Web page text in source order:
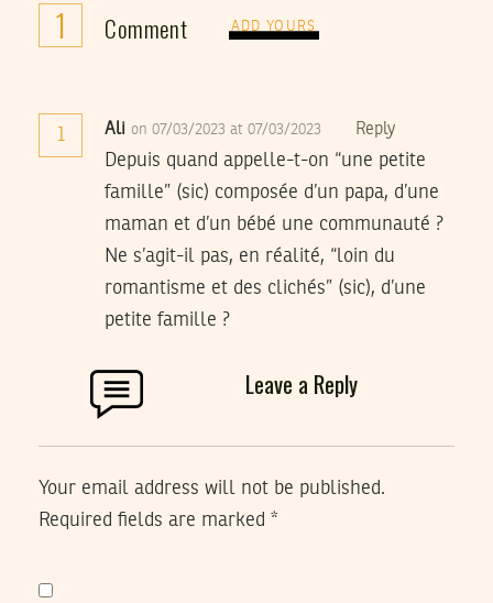
1 Comment ADD YOURS
1 Ali on 07/03/2023 at 07/03/2023 Reply
Depuis quand appelle-t-on “une petite
famille” (sic) composée d’un papa, d’une
maman et d’un bébé une communauté ?
Ne s’agit-il pas, en réalité, “loin du
romantisme et des clichés” (sic), d’une
petite famille ?
Leave a Reply
Your email address will not be published.
Required fields are marked *